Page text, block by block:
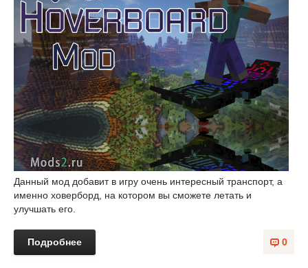
Данный мод добавит в игру очень интересный транспорт, а
именно ховерборд, на котором вы сможете летать и
улучшать его.
0
Подробнее